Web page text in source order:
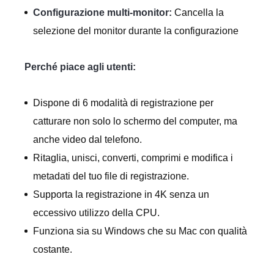
Configurazione multi-monitor: Cancella la
selezione del monitor durante la configurazione
Perché piace agli utenti:
Dispone di 6 modalità di registrazione per
catturare non solo lo schermo del computer, ma
anche video dal telefono.
Ritaglia, unisci, converti, comprimi e modifica i
metadati del tuo file di registrazione.
Supporta la registrazione in 4K senza un
eccessivo utilizzo della CPU.
Funziona sia su Windows che su Mac con qualità
costante.